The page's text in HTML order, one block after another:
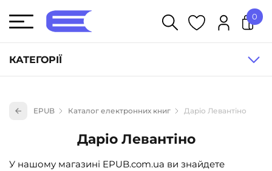
КАТЕГОРІЇ
Книги для дітей (835)
Книги для підлітків (240)
Науково-популярна література (1015)
0
EPUB Каталог електронних книг Даріо Левантіно
Даріо Левантіно
У нашому магазині EPUB.com.ua ви знайдете